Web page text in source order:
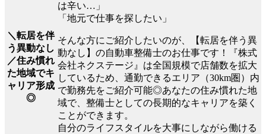
＼転居を伴
う異動なし
／住み慣れ
た地域でキ
ャリア形成
◎
は辛い…」
「地元で仕事を探したい」
そんな方にご紹介したいのが、【転居を伴う異
動なし】の自動車整備士のお仕事です！『株式
会社ネクステージ』は全国規模で店舗数を拡大
しているため、通勤できるエリア（30km圏）内
で勤務先をご紹介可能◎あなたの住み慣れた地
域で、整備士としての長期的なキャリアを築く
ことができます。
自分のライフスタイルを大事にしながら働ける